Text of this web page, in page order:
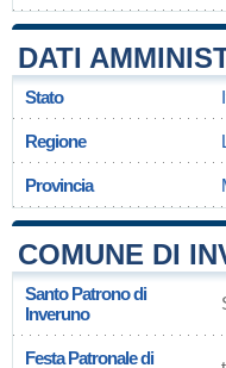
DATI
Stato
Regione
Provincia
COMUNE DI
Santo Patrono di
Inveruno
Festa Patronale di